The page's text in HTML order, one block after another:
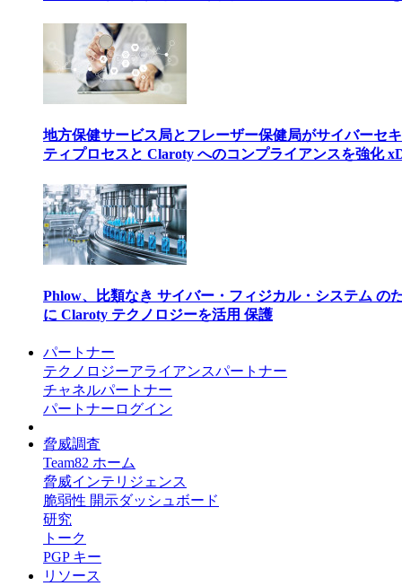
地方保健サービス局とフレーザー保健局がサイバーセ
ティプロセスと Claroty へのコンプライアンスを強化
Phlow、比類なき サイバー・フィジカル・システム の
に Claroty テクノロジーを活用 保護
パートナー
テクノロジーアライアンスパートナー
チャネルパートナー
パートナーログイン
脅威調査
Team82 ホーム
脅威インテリジェンス
脆弱性 開示ダッシュボード
研究
トーク
PGP キー
リソース